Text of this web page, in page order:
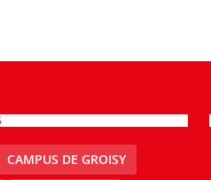
CAMPUS DE GROISY